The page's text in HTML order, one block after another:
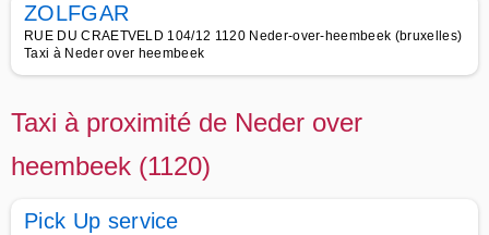
ZOLFGAR
RUE DU CRAETVELD 104/12 1120 Neder-over-heembeek (bruxelles)
Taxi à Neder over heembeek
Taxi à proximité de Neder over
heembeek (1120)
Pick Up service